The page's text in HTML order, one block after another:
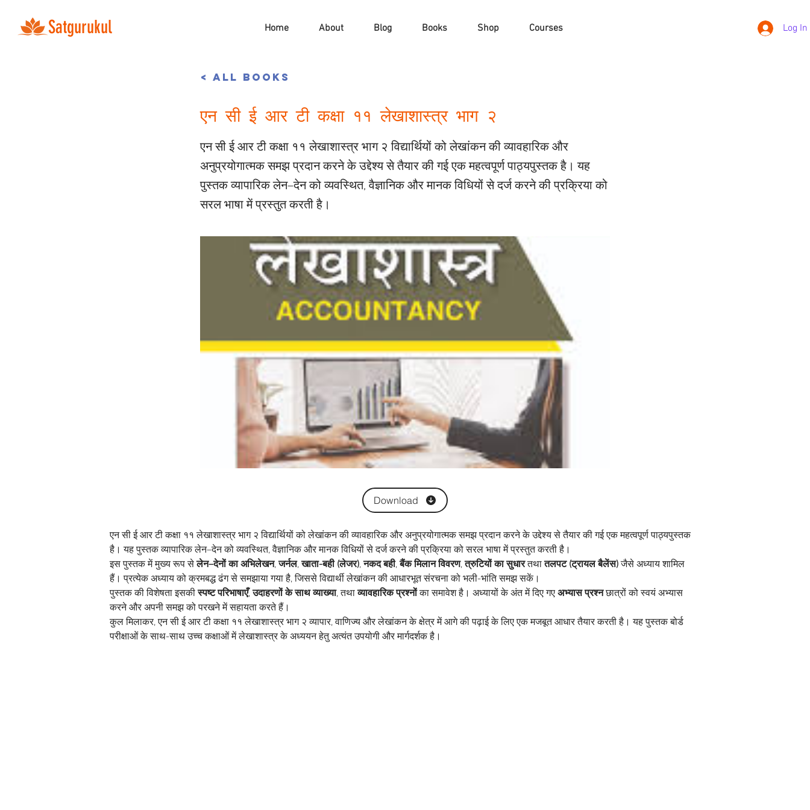
Satgurukul Home About Blog Books Shop Courses Log In
< All Books
एन सी ई आर टी कक्षा ११ लेखाशास्त्र भाग २
एन सी ई आर टी कक्षा ११ लेखाशास्त्र भाग २ विद्यार्थियों को लेखांकन की व्यावहारिक और
अनुप्रयोगात्मक समझ प्रदान करने के उद्देश्य से तैयार की गई एक महत्वपूर्ण पाठ्यपुस्तक है। यह
पुस्तक व्यापारिक लेन–देन को व्यवस्थित, वैज्ञानिक और मानक विधियों से दर्ज करने की प्रक्रिया को
सरल भाषा में प्रस्तुत करती है।
Download
एन सी ई आर टी कक्षा ११ लेखाशास्त्र भाग २ विद्यार्थियों को लेखांकन की व्यावहारिक और अनुप्रयोगात्मक समझ प्रदान करने के उद्देश्य से तैयार की गई एक महत्वपूर्ण पाठ्यपुस्तक
है। यह पुस्तक व्यापारिक लेन–देन को व्यवस्थित, वैज्ञानिक और मानक विधियों से दर्ज करने की प्रक्रिया को सरल भाषा में प्रस्तुत करती है।
इस पुस्तक में मुख्य रूप से लेन–देनों का अभिलेखन, जर्नल, खाता-बही (लेजर), नकद बही, बैंक मिलान विवरण, त्रुटियों का सुधार तथा तलपट (ट्रायल बैलेंस) जैसे अध्याय शामिल
हैं। प्रत्येक अध्याय को क्रमबद्ध ढंग से समझाया गया है, जिससे विद्यार्थी लेखांकन की आधारभूत संरचना को भली-भांति समझ सकें।
पुस्तक की विशेषता इसकी स्पष्ट परिभाषाएँ, उदाहरणों के साथ व्याख्या, तथा व्यावहारिक प्रश्नों का समावेश है। अध्यायों के अंत में दिए गए अभ्यास प्रश्न छात्रों को स्वयं अभ्यास
करने और अपनी समझ को परखने में सहायता करते हैं।
कुल मिलाकर, एन सी ई आर टी कक्षा ११ लेखाशास्त्र भाग २ व्यापार, वाणिज्य और लेखांकन के क्षेत्र में आगे की पढ़ाई के लिए एक मजबूत आधार तैयार करती है। यह पुस्तक बोर्ड
परीक्षाओं के साथ-साथ उच्च कक्षाओं में लेखाशास्त्र के अध्ययन हेतु अत्यंत उपयोगी और मार्गदर्शक है।